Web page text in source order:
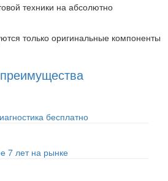
техники на абсолютно
только оригинальные компоненты
бесплатно
7 лет на рынке